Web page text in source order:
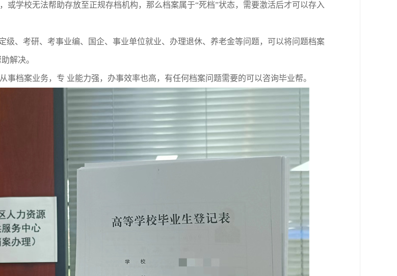
或学校无法帮助存放至正规存档机构，那么档案属于“死档”状态，需要激活后才可以存入
级、考研、考事业编、国企、事业单位就业、办理退休、养老金等问题，可以将问题档案
解决。
事档案业务，专 业能力强，办事效率也高，有任何档案问题需要的可以咨询毕业帮。